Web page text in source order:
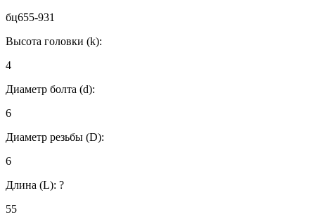
бц655-931
Высота головки (k):
4
Диаметр болта (d):
6
Диаметр резьбы (D):
6
Длина (L): ?
55